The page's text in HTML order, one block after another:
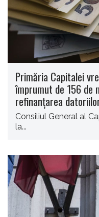
Primăria Capitalei
împrumut de 156 de
refinanţarea
Consiliul General al
la...